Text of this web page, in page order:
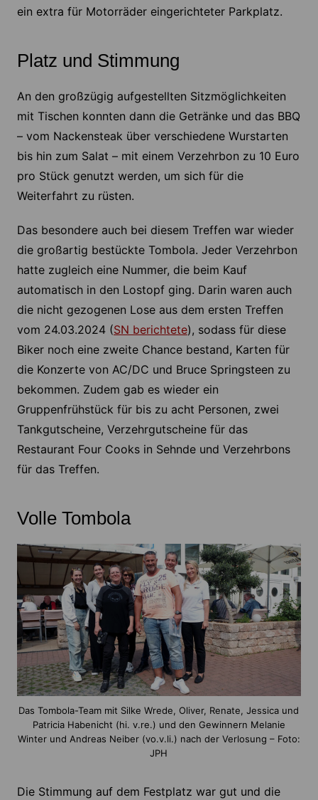
ein extra für Motorräder eingerichteter Parkplatz.
Platz und Stimmung
An den großzügig aufgestellten Sitzmöglichkeiten
mit Tischen konnten dann die Getränke und das BBQ
– vom Nackensteak über verschiedene Wurstarten
bis hin zum Salat – mit einem Verzehrbon zu 10 Euro
pro Stück genutzt werden, um sich für die
Weiterfahrt zu rüsten.
Das besondere auch bei diesem Treffen war wieder
die großartig bestückte Tombola. Jeder Verzehrbon
hatte zugleich eine Nummer, die beim Kauf
automatisch in den Lostopf ging. Darin waren auch
die nicht gezogenen Lose aus dem ersten Treffen
vom 24.03.2024 (SN berichtete), sodass für diese
Biker noch eine zweite Chance bestand, Karten für
die Konzerte von AC/DC und Bruce Springsteen zu
bekommen. Zudem gab es wieder ein
Gruppenfrühstück für bis zu acht Personen, zwei
Tankgutscheine, Verzehrgutscheine für das
Restaurant Four Cooks in Sehnde und Verzehrbons
für das Treffen.
Volle Tombola
Das Tombola-Team mit Silke Wrede, Oliver, Renate, Jessica und
Patricia Habenicht (hi. v.re.) und den Gewinnern Melanie
Winter und Andreas Neiber (vo.v.li.) nach der Verlosung – Foto:
JPH
Die Stimmung auf dem Festplatz war gut und die